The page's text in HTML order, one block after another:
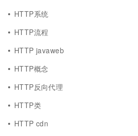
HTTP系统
HTTP流程
HTTP javaweb
HTTP概念
HTTP反向代理
HTTP类
HTTP cdn